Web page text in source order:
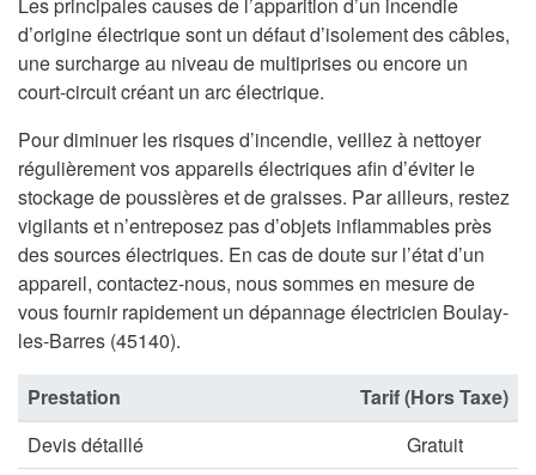
d’origine électrique sont un défaut d’isolement des câbles,
une surcharge au niveau de multiprises ou encore un
court-circuit créant un arc électrique.
Pour diminuer les risques d’incendie, veillez à nettoyer
régulièrement vos appareils électriques afin d’éviter le
stockage de poussières et de graisses. Par ailleurs, restez
vigilants et n’entreposez pas d’objets inflammables près
des sources électriques. En cas de doute sur l’état d’un
appareil, contactez-nous, nous sommes en mesure de
vous fournir rapidement un dépannage électricien Boulay-
les-Barres (45140).
Prestation
Tarif (Hors Taxe)
Devis détaillé
Gratuit